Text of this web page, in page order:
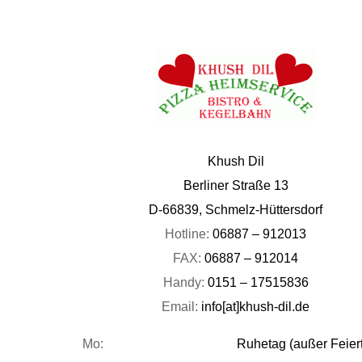
Khush Dil
Berliner Straße 13
D-66839, Schmelz-Hüttersdorf
Hotline:06887 – 912013
FAX:06887 – 912014
Handy: 0151 – 17515836
Email: info[at]khush-dil.de
Mo:
Ruhetag (außer